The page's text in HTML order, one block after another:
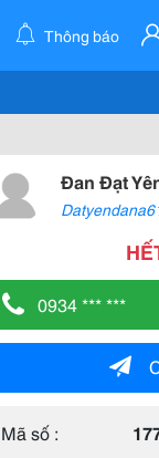
Thông báo
Đan Đạt
0934 *** ***
Mã số :